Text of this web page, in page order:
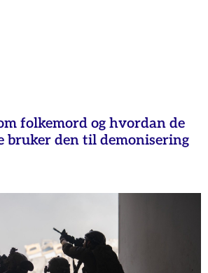
folkemord og hvordan de
bruker den til demonisering